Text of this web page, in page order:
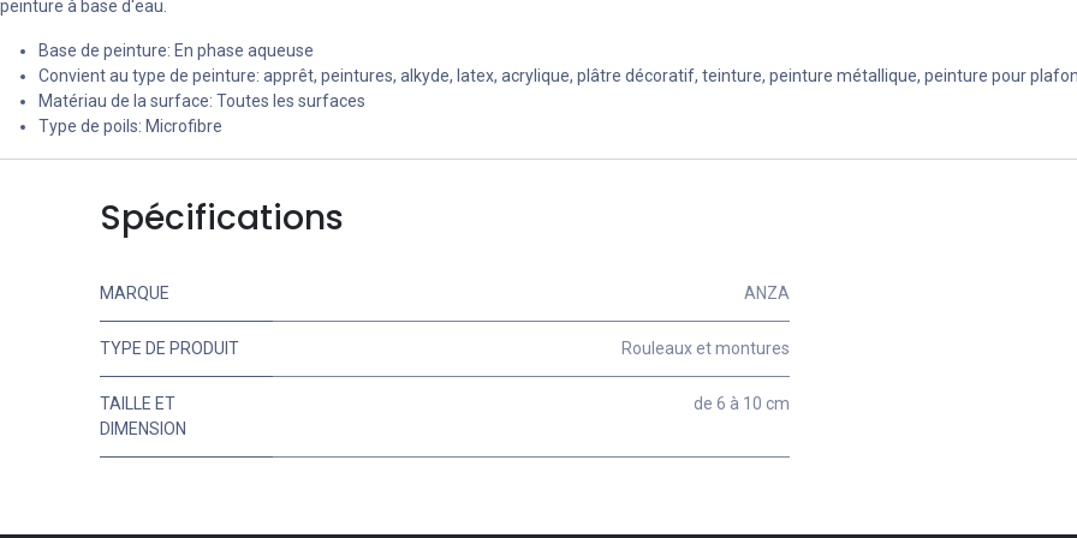
peinture à base d'eau.
Base de peinture: En phase aqueuse
Convient au type de peinture: apprêt, peintures, alkyde, latex, acrylique, plâtre décoratif, teinture, peinture métallique, peinture pour
Matériau de la surface: Toutes les surfaces
Type de poils: Microfibre
Spécifications
MARQUE ANZA
TYPE DE PRODUIT Rouleaux et montures
TAILLE ET
DIMENSION
de 6 à 10 cm